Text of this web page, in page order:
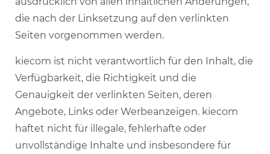
die nach der Linksetzung auf den verlinkten
Seiten vorgenommen werden.
kiecom ist nicht verantwortlich für den Inhalt, die
Verfügbarkeit, die Richtigkeit und die
Genauigkeit der verlinkten Seiten, deren
Angebote, Links oder Werbeanzeigen. kiecom
haftet nicht für illegale, fehlerhafte oder
unvollständige Inhalte und insbesondere für